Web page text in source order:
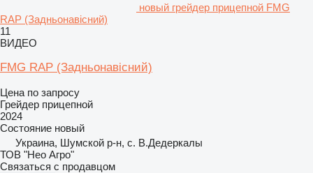
новый грейдер прицепной FMG
RAP (Задньонавісний)
11
ВИДЕО
FMG RAP (Задньонавісний)
Цена по запросу
Грейдер прицепной
2024
Состояние новый
Украина, Шумской р-н, с. В.Дедеркалы
ТОВ "Нео Агро"
Связаться с продавцом